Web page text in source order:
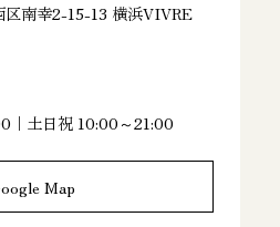
区南幸2-15-13 横浜VIVRE
｜土日祝 10:00～21:00
Map